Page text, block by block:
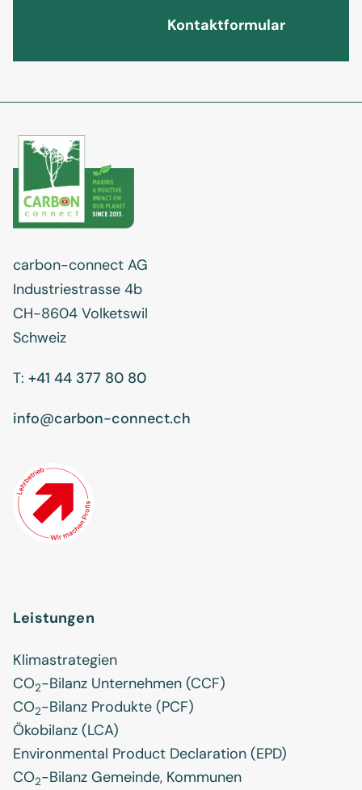
Kontaktformular
carbon-connect AG
Industriestrasse 4b
CH-8604 Volketswil
Schweiz
T: +41 44 377 80 80
info@carbon-connect.ch
Leistungen
Klimastrategien
CO2-Bilanz Unternehmen (CCF)
CO2-Bilanz Produkte (PCF)
Ökobilanz (LCA)
Environmental Product Declaration (EPD)
CO2-Bilanz Gemeinde, Kommunen